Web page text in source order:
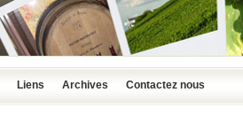
Liens Archives Contactez nous